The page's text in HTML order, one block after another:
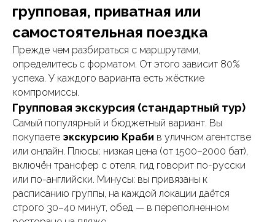
групповая, приватная или
самостоятельная поездка
Прежде чем разбираться с маршрутами,
определитесь с форматом. От этого зависит 80%
успеха. У каждого варианта есть жёсткие
компромиссы.
Групповая экскурсия (стандартный тур)
Самый популярный и бюджетный вариант. Вы
покупаете экскурсию Краби в уличном агентстве
или онлайн. Плюсы: низкая цена (от 1500–2000 бат),
включён трансфер с отеля, гид говорит по-русски
или по-английски. Минусы: вы привязаны к
расписанию группы, на каждой локации даётся
строго 30–40 минут, обед — в переполненном